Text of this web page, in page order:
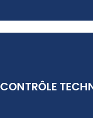
CONTRÔLE